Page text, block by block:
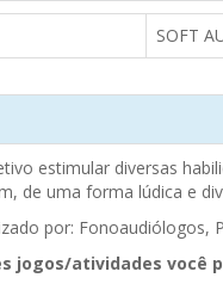
SOFT
estimular diversas
de uma forma lúdica e
por: Fonoaudiólogos,
jogos/atividades você